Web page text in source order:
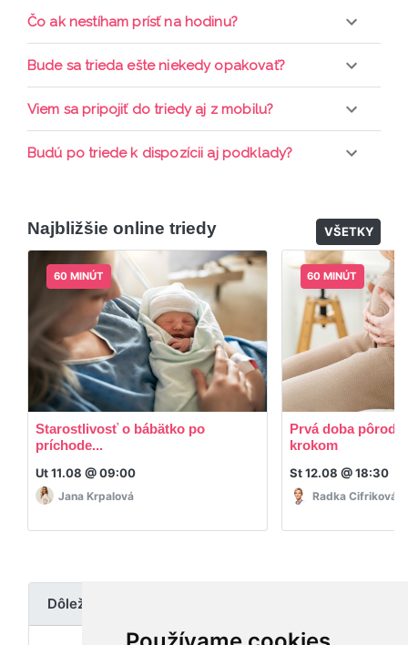
Pripojenie do online triedy prebieha priamo cez
prihlásiť do triedy.
Čo ak nestíham prísť na hodinu?
Každá trieda sa nahráva a je k dispozícií po dobu 7
Bude sa trieda ešte niekedy opakovať?
Triedy sa priebežne opakujú, stačí sledovať ponuku
Viem sa pripojiť do triedy aj z mobilu?
Áno, pripojenie do triedy je možné aj cez mobil,
Budú po triede k dispozícii aj podklady?
dispozícií.
Najbližšie online triedy VŠETKY
60 MINÚT
Starostlivosť o bábätko po
príchode...
Ut 11.08 @ 09:00
Jana Krpalová
60 MINÚT
Prvá doba
krokom
St 12.08 @ 18:30
Radka Cifriková
Dôležité upozornenie